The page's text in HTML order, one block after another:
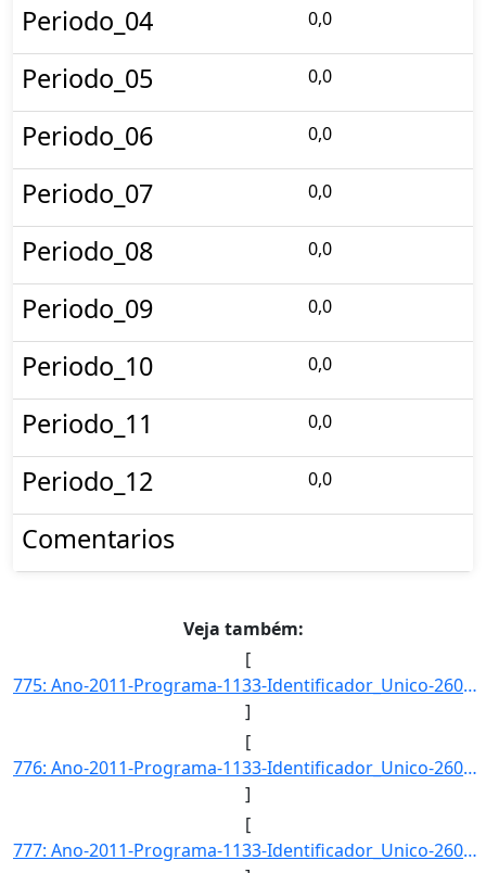
Periodo_04 0,0
Periodo_05 0,0
Periodo_06 0,0
Periodo_07 0,0
Periodo_08 0,0
Periodo_09 0,0
Periodo_10 0,0
Periodo_11 0,0
Periodo_12 0,0
Comentarios
Veja também:
[
775: Ano-2011-Programa-1133-Identificador_Unico-2600-Descricao-Numero_de_Trabalhadores_Inseridos_Social_e]
]
[
776: Ano-2011-Programa-1133-Identificador_Unico-2602-Descricao-Taxa_de_Participacao_da_Economia_Solidaria]
]
[
777: Ano-2011-Programa-1133-Identificador_Unico-2603-Descricao-Percentual_de_Trabalhadores_da_Economia_So]